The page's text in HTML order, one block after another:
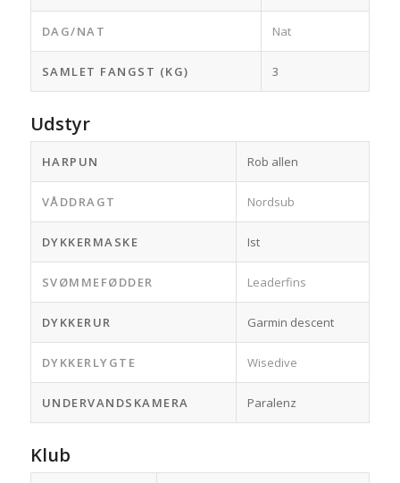
DAG/NAT Nat
SAMLET FANGST (KG) 3
Udstyr
HARPUN Rob allen
VÅDDRAGT Nordsub
DYKKERMASKE Ist
SVØMMEFØDDER Leaderfins
DYKKERUR Garmin descent
DYKKERLYGTE Wisedive
UNDERVANDSKAMERA Paralenz
Klub